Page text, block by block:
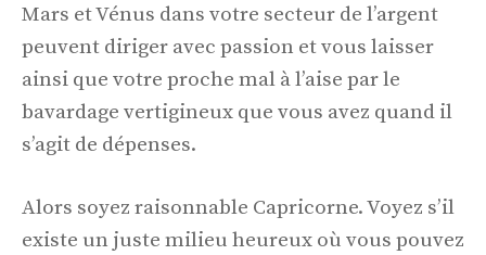
Mars et Vénus dans votre secteur de l’argent
peuvent diriger avec passion et vous laisser
ainsi que votre proche mal à l’aise par le
bavardage vertigineux que vous avez quand il
s’agit de dépenses.
Alors soyez raisonnable Capricorne. Voyez s’il
existe un juste milieu heureux où vous pouvez